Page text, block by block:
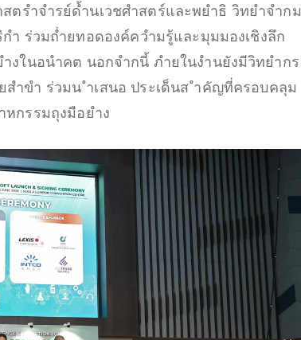
ตรำจำรย์ด้ำนเวชศำสตร์และพยำธิ วิทยำจำกม
ำ ร่วมถ่ำยทอดองค์ควำมรู้และมุมมองเชิงลึก
งในอนำคต นอกจำกนี้ ภำยในงำนยังมีวิทยำกร
ำขำ ร่วมน ำเสนอ ประเด็นส ำคัญที่ครอบคลุม
กรรมถุงมือยำง